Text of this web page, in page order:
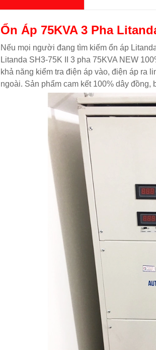
Ổn Áp 75KVA 3 Pha
Nếu mọi người đang tìm kiếm ổn áp
Litanda SH3-75K II 3 pha 75KVA NEW
khả năng kiểm tra điện áp vào, điện áp ra
ngoài. Sản phẩm cam kết 100% dây đồng,